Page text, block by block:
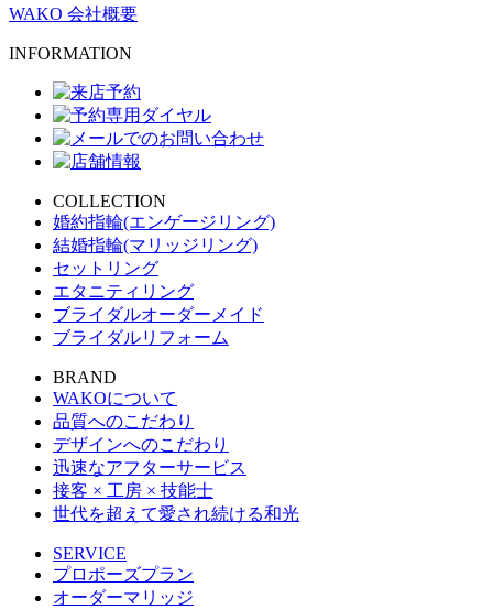
WAKO 会社概要
INFORMATION
COLLECTION
婚約指輪(エンゲージリング)
結婚指輪(マリッジリング)
セットリング
エタニティリング
ブライダルオーダーメイド
ブライダルリフォーム
BRAND
WAKOについて
品質へのこだわり
デザインへのこだわり
迅速なアフターサービス
接客 × 工房 × 技能士
世代を超えて愛され続ける和光
SERVICE
プロポーズプラン
オーダーマリッジ